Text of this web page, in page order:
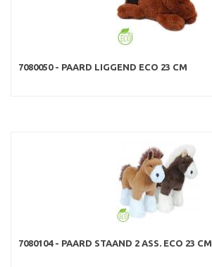
7080050 - PAARD LIGGEND ECO 23 CM
7080104 - PAARD STAAND 2 ASS. ECO 23 CM